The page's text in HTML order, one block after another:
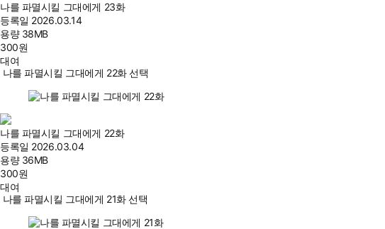
나를 파멸시킬 그대에게 23화
등록일 2026.03.14
용량 38MB
300원
대여
나를 파멸시킬 그대에게 22화 선택
나를 파멸시킬 그대에게 22화
등록일 2026.03.04
용량 36MB
300원
대여
나를 파멸시킬 그대에게 21화 선택